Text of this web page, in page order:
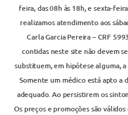
feira, das 08h às 18h, e sexta-
realizamos atendimento aos
Carla Garcia Pereira – CRF
contidas neste site não devem
substituem, em hipótese alguma,
Somente um médico está apto
adequado. Ao persistirem os
Os preços e promoções são